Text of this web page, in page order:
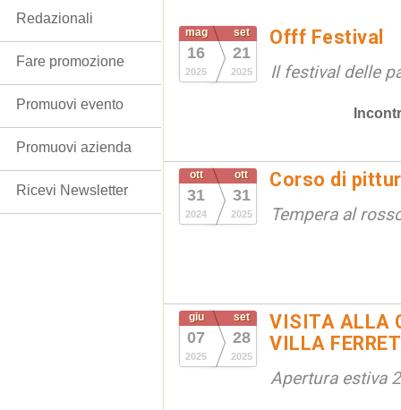
mag
16
2025
set
21
2025
Offf Festival
Il festival delle
ott
31
2024
ott
31
2025
Corso di
Tempera al
giu
07
2025
set
28
2025
VISITA ALLA
VILLA
Apertura estiva
Redazionali
Fare promozione
Promuovi evento
Promuovi azienda
Ricevi Newsletter